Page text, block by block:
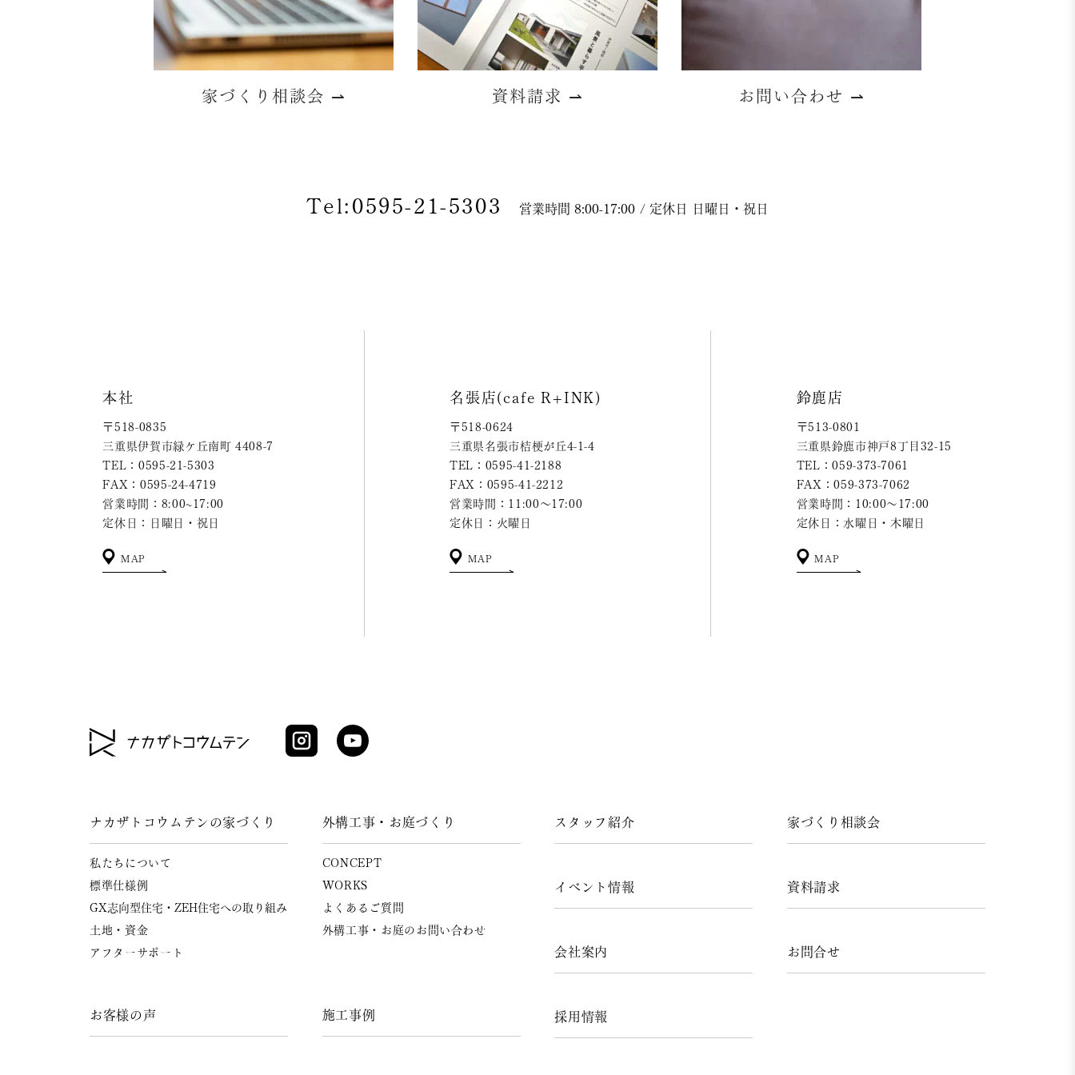
家づくり相談会 ⇀ 資料請求 ⇀ お問い合わせ ⇀
Tel:0595-21-5303 営業時間 8:00-17:00 / 定休日 日曜日・祝日
本社
〒518-0835
三重県伊賀市緑ケ丘南町 4408-7
TEL：0595-21-5303
FAX：0595-24-4719
営業時間：8:00~17:00
定休日：日曜日・祝日
MAP
名張店(cafe R+INK)
〒518-0624
三重県名張市桔梗が丘4-1-4
TEL：0595-41-2188
FAX：0595-41-2212
営業時間：11:00～17:00
定休日：火曜日
MAP
鈴鹿店
〒513-0801
三重県鈴鹿市神戸8丁目32-15
TEL：059-373-7061
FAX：059-373-7062
営業時間：10:00～17:00
定休日：水曜日・木曜日
MAP
ナカザトコウムテンの家づくり
私たちについて
標準仕様例
GX志向型住宅・ZEH住宅への取り組み
土地・資金
アフターサポート
お客様の声
外構工事・お庭づくり
CONCEPT
WORKS
よくあるご質問
外構工事・お庭のお問い合わせ
施工事例
スタッフ紹介
イベント情報
会社案内
採用情報
家づくり相談会
資料請求
お問合せ